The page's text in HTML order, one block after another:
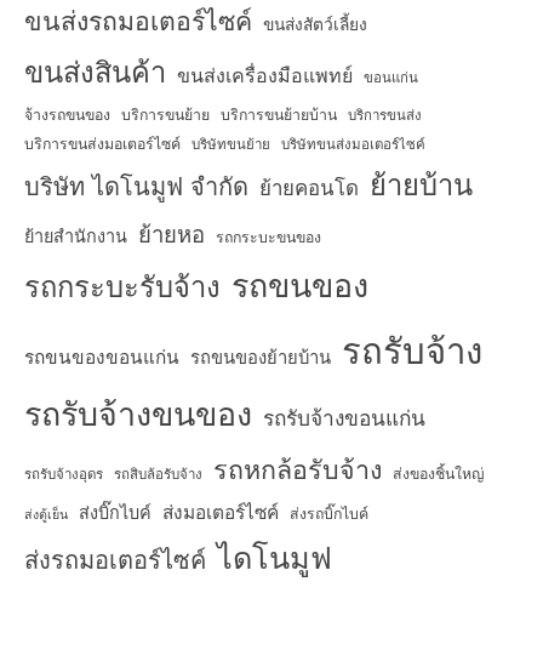
ขนส่งรถมอเตอร์ไซค์ ขนส่งสัตว์เลี้ยง
ขนส่งสินค้า ขนส่งเครื่องมือแพทย์ ขอนแก่น
จ้างรถขนของ บริการขนย้าย บริการขนย้ายบ้าน บริการขนส่ง
บริการขนส่งมอเตอร์ไซค์ บริษัทขนย้าย บริษัทขนส่งมอเตอร์ไซค์
บริษัท ไดโนมูฟ จำกัด ย้ายคอนโด ย้ายบ้าน
ย้ายสำนักงาน ย้ายหอ รถกระบะขนของ
รถกระบะรับจ้าง รถขนของ
รถขนของขอนแก่น รถขนของย้ายบ้าน รถรับจ้าง
รถรับจ้างขนของ รถรับจ้างขอนแก่น
รถรับจ้างอุดร รถสิบล้อรับจ้าง รถหกล้อรับจ้าง ส่งของชิ้นใหญ่
ส่งตู้เย็น ส่งบิ๊กไบค์ ส่งมอเตอร์ไซค์ ส่งรถบิ๊กไบค์
ส่งรถมอเตอร์ไซค์ ไดโนมูฟ